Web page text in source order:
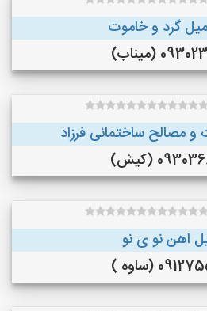
گرد و خاموت
(میناب)
مصالح ساختمانی فرزاد
(کیش)
اهن نو ی نو
(ساوه )